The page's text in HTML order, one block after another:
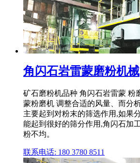
角闪石岩雷蒙磨粉机械
矿石磨粉机品种 角闪石岩雷蒙 粉
蒙粉磨机 调整合适的风量、而分
主要起到对粉末的筛选作用,如果
能起到很好的筛分作用,角闪石加
粉不均。
联系电话: 180 3780 8511